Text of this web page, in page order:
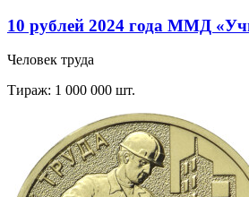
10 рублей 2024 года ММД
Человек труда
Тираж: 1 000 000 шт.